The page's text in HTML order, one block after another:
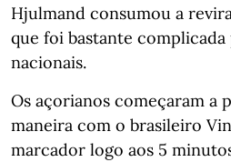
Hjulmand consumou a
que foi bastante complicada
nacionais.
Os açorianos começaram a
maneira com o brasileiro
marcador logo aos 5